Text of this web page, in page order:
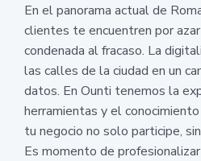
En el panorama actual de
clientes te encuentren por
condenada al fracaso. La
las calles de la ciudad en un
datos. En Ounti tenemos la
herramientas y el
tu negocio no solo participe,
Es momento de